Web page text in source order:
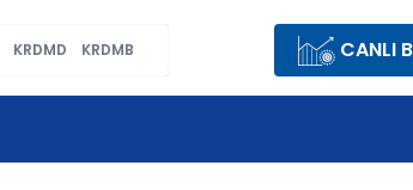
KRDMD KRDMB CANLI